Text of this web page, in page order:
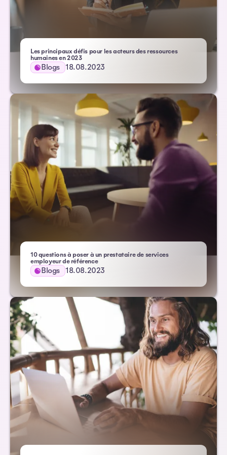
Les principaux défis pour les acteurs des ressources
humaines en 2023– Atlas HXM
Blogs 18.08.2023
10 questions à poser à un prestataire de services
employeur de référence– Atlas HXM
Blogs 18.08.2023